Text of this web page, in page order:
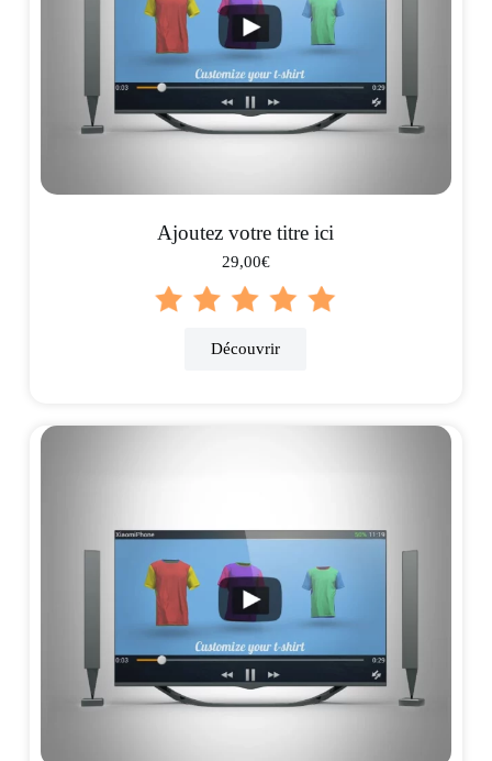
Ajoutez votre titre ici
29,00€
Découvrir